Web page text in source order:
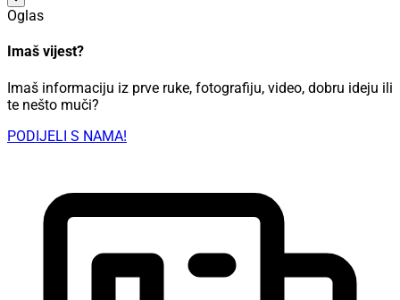
Oglas
Imaš vijest?
Imaš informaciju iz prve ruke, fotografiju, video, dobru ideju ili
te nešto muči?
PODIJELI S NAMA!